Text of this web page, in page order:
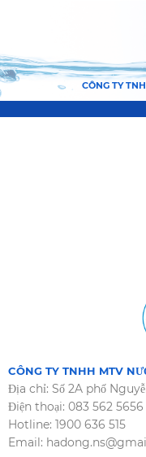
CÔNG TY
CÔNG TY TNHH MTV
Địa chỉ: Số 2A phố
Điện thoại: 083 562 5656
Hotline: 1900 636 515
Email: